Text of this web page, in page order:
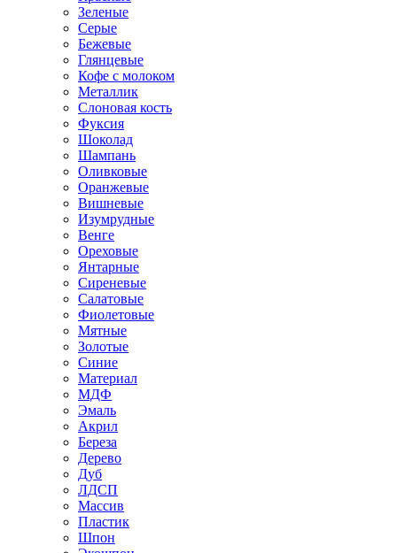
Зеленые
Серые
Бежевые
Глянцевые
Кофе с молоком
Металлик
Слоновая кость
Фуксия
Шоколад
Шампань
Оливковые
Оранжевые
Вишневые
Изумрудные
Венге
Ореховые
Янтарные
Сиреневые
Салатовые
Фиолетовые
Мятные
Золотые
Синие
Материал
МДФ
Эмаль
Акрил
Береза
Дерево
Дуб
ЛДСП
Массив
Пластик
Шпон